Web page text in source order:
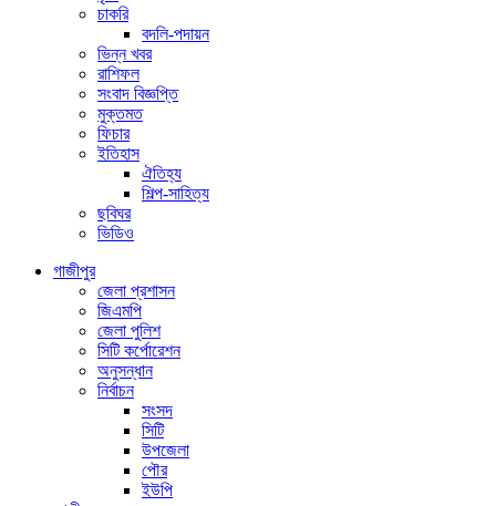
চাকরি
বদলি-পদায়ন
ভিন্ন খবর
রাশিফল
সংবাদ বিজ্ঞপ্তি
মুক্তমত
ফিচার
ইতিহাস
ঐতিহ্য
শিল্প-সাহিত্য
ছবিঘর
ভিডিও
গাজীপুর
জেলা প্রশাসন
জিএমপি
জেলা পুলিশ
সিটি কর্পোরেশন
অনুসন্ধান
নির্বাচন
সংসদ
সিটি
উপজেলা
পৌর
ইউপি